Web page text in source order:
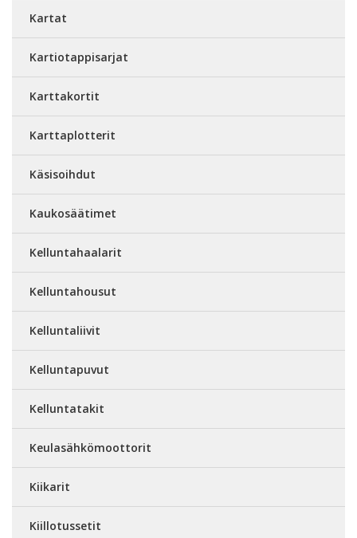
Kartat
Kartiotappisarjat
Karttakortit
Karttaplotterit
Käsisoihdut
Kaukosäätimet
Kelluntahaalarit
Kelluntahousut
Kelluntaliivit
Kelluntapuvut
Kelluntatakit
Keulasähkömoottorit
Kiikarit
Kiillotussetit